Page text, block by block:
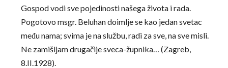
Gospod vodi sve pojedinosti našega života i rada.
Pogotovo msgr. Beluhan doimlje se kao jedan svetac
među nama; svima je na službu, radi za sve, na sve misli.
Ne zamišljam drugačije sveca-župnika… (Zagreb,
8.II.1928).